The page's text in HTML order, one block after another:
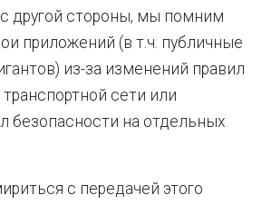
другой стороны, мы помним
приложений (в т.ч. публичные
из-за изменений правил
сети или
безопасности на отдельных
с передачей этого